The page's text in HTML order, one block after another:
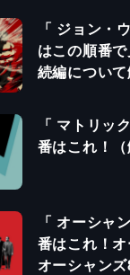
「 ジョン・
はこの順番
続編について
「 マトリッ
番はこれ！（
「 オーシャ
番はこれ！
オーシャン